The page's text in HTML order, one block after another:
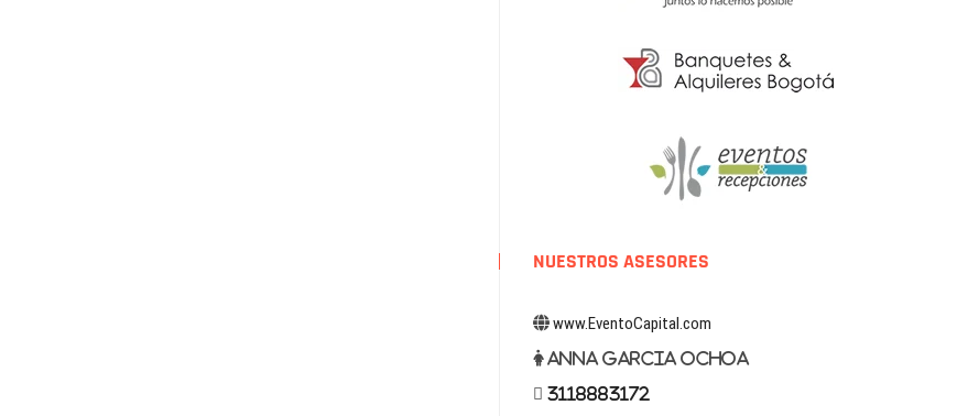
NUESTROS ASESORES
www.EventoCapital.com
Anna Garcia Ochoa
3118883172